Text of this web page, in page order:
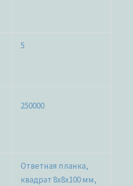
5
250000
Ответная планка,
квадрат 8x8x100 мм,